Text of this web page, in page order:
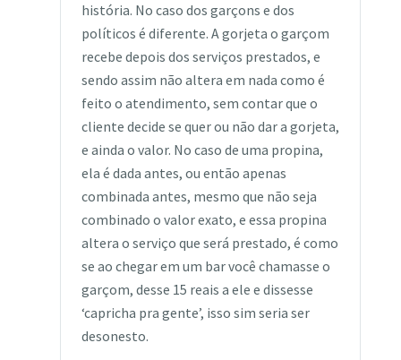
história. No caso dos garçons e dos
políticos é diferente. A gorjeta o garçom
recebe depois dos serviços prestados, e
sendo assim não altera em nada como é
feito o atendimento, sem contar que o
cliente decide se quer ou não dar a gorjeta,
e ainda o valor. No caso de uma propina,
ela é dada antes, ou então apenas
combinada antes, mesmo que não seja
combinado o valor exato, e essa propina
altera o serviço que será prestado, é como
se ao chegar em um bar você chamasse o
garçom, desse 15 reais a ele e dissesse
‘capricha pra gente’, isso sim seria ser
desonesto.